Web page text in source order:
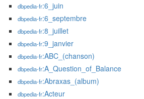
dbpedia-fr:6_juin
dbpedia-fr:6_septembre
dbpedia-fr:8_juillet
dbpedia-fr:9_janvier
dbpedia-fr:ABC_(chanson)
dbpedia-fr:A_Question_of_Balance
dbpedia-fr:Abraxas_(album)
dbpedia-fr:Acteur